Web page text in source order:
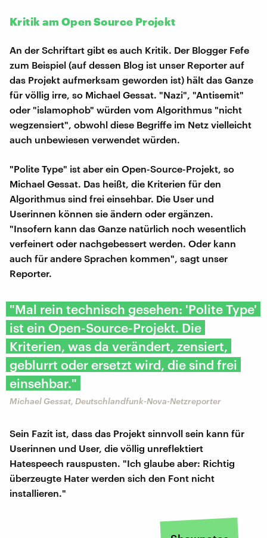
Kritik am Open Source Projekt
An der Schriftart gibt es auch Kritik. Der Blogger Fefe
zum Beispiel (auf dessen Blog ist unser Reporter auf
das Projekt aufmerksam geworden ist) hält das Ganze
für völlig irre, so Michael Gessat. "Nazi", "Antisemit"
oder "islamophob" würden vom Algorithmus "nicht
wegzensiert", obwohl diese Begriffe im Netz vielleicht
auch unbewiesen verwendet würden.
"Polite Type" ist aber ein Open-Source-Projekt, so
Michael Gessat. Das heißt, die Kriterien für den
Algorithmus sind frei einsehbar. Die User und
Userinnen können sie ändern oder ergänzen.
"Insofern kann das Ganze natürlich noch wesentlich
verfeinert oder nachgebessert werden. Oder kann
auch für andere Sprachen kommen", sagt unser
Reporter.
"Mal rein technisch gesehen: 'Polite Type'
ist ein Open-Source-Projekt. Die
Kriterien, was da verändert, zensiert,
geblurrt oder ersetzt wird, die sind frei
einsehbar."
Michael Gessat, Deutschlandfunk-Nova-Netzreporter
Sein Fazit ist, dass das Projekt sinnvoll sein kann für
Userinnen und User, die völlig unreflektiert
Hatespeech rauspusten. "Ich glaube aber: Richtig
überzeugte Hater werden sich den Font nicht
installieren."